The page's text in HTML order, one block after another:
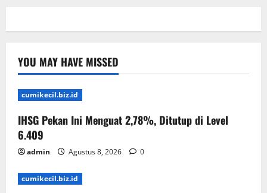
YOU MAY HAVE MISSED
cumikecil.biz.id
IHSG Pekan Ini Menguat 2,78%, Ditutup di Level
6.409
admin Agustus 8, 2026 0
cumikecil.biz.id